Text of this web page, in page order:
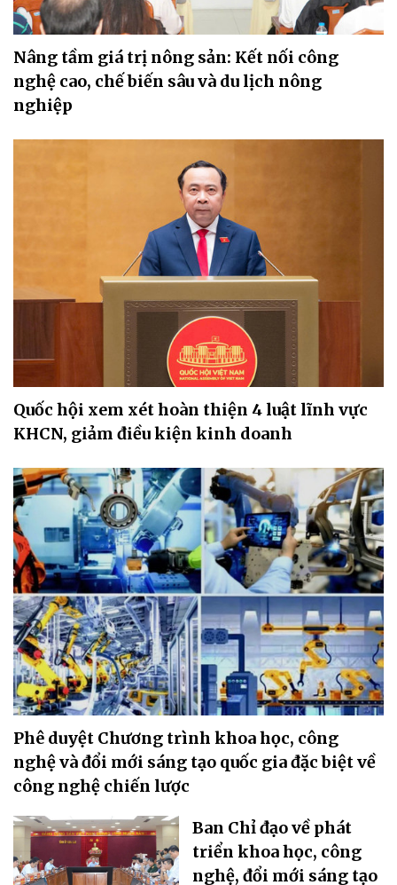
Nâng tầm giá trị nông sản: Kết nối công
nghệ cao, chế biến sâu và du lịch nông
nghiệp
Quốc hội xem xét hoàn thiện 4 luật lĩnh vực
KHCN, giảm điều kiện kinh doanh
Phê duyệt Chương trình khoa học, công
nghệ và đổi mới sáng tạo quốc gia đặc biệt về
công nghệ chiến lược
Ban Chỉ đạo về phát
triển khoa học, công
nghệ, đổi mới sáng tạo